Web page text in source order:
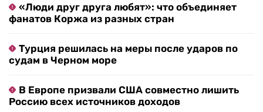
«Люди друг друга любят»: что объединяет
фанатов Коржа из разных стран
Турция решилась на меры после ударов по
судам в Черном море
В Европе призвали США совместно лишить
Россию всех источников доходов